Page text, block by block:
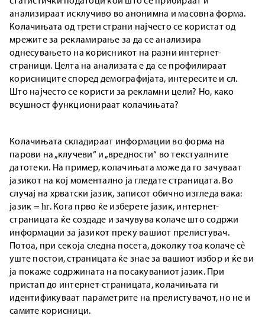
анализираат исклучиво во анонимна и масовна форма.
Колачињата од трети страни најчесто се користат од
мрежите за рекламирање за да се анализира
однесувањето на корисникот на разни интернет-
страници. Целта на анализата е да се профилираат
корисниците според демографијата, интересите и сл.
Што најчесто се користи за рекламни цели? Но, како
всушност функционираат колачињата?
Колачињата складираат информации во форма на
парови на „клучеви“ и „вредности“ во текстуалните
датотеки. На пример, колачињата може да го зачуваат
јазикот на кој моментално ја гледате страницата. Во
случај на хрватски јазик, записот обично изгледа вака:
јазик = hr. Кога прво ќе изберете јазик, интернет-
страницата ќе создаде и зачувува колаче што содржи
информации за јазикот преку вашиот прелистувач.
Потоа, при секоја следна посета, доколку тоа колаче сè
уште постои, страницата ќе знае за вашиот избор и ќе ви
ја покаже содржината на посакуваниот јазик. При
пристап до интернет-страницата, колачињата ги
идентификуваат параметрите на прелистувачот, но не и
самите корисници.